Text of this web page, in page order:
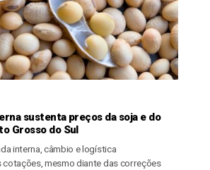
sustenta preços da soja e do
Grosso do Sul
interna, câmbio e logística
cotações, mesmo diante das correções